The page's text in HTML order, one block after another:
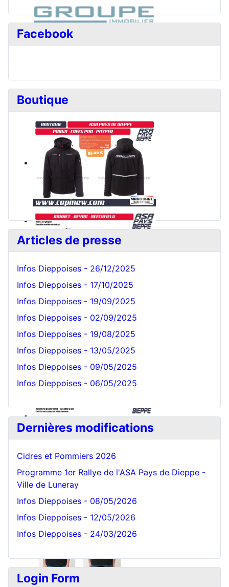
Facebook
Boutique
Bonnet Blanc
Articles de presse
Infos Dieppoises - 26/12/2025
Infos Dieppoises - 17/10/2025
Infos Dieppoises - 19/09/2025
Infos Dieppoises - 02/09/2025
Infos Dieppoises - 19/08/2025
Infos Dieppoises - 13/05/2025
Infos Dieppoises - 09/05/2025
Infos Dieppoises - 06/05/2025
Dernières modifications
Cidres et Pommiers 2026
Programme 1er Rallye de l'ASA Pays de Dieppe -
Ville de Luneray
Infos Dieppoises - 08/05/2026
Infos Dieppoises - 12/05/2026
Infos Dieppoises - 24/03/2026
Login Form